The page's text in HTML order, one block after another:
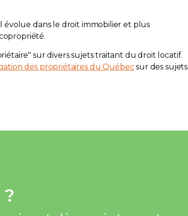
évolue dans le droit immobilier et plus
sur divers sujets traitant du droit locatif.
des propriétaires du Québecsur des sujets